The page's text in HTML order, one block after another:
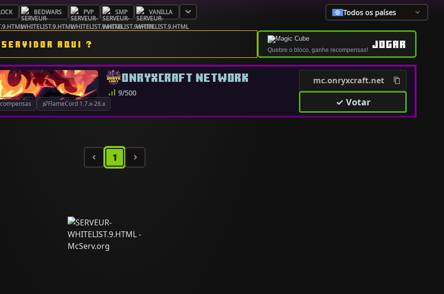
BEDWARS PVP SMP VANILLA Todos os países
AQUI ? Quebre o bloco, ganhe recompensas! JOGAR
FlameCord 1.7.x-26.x
ONRYXCRAFT NETWORK
9/500
mc.onryxcraft.net
✓ Votar
1